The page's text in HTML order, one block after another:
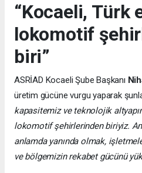
“Kocaeli, Türk
lokomotif
biri”
ASRİAD Kocaeli Şube Başkanı
üretim gücüne vurgu yaparak
kapasitemiz ve teknolojik
lokomotif şehirlerinden biriyiz.
anlamda yanında olmak,
ve bölgemizin rekabet gücünü